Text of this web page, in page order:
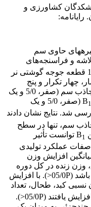
کشاورزی و
رایانامه:
حاوی سم
و فراسنجه‌های
ایمنی جوجه‌های گوشتی با استفاده از 180 قطعه جوجه گوشتی نر
308، در نه تیمار، چهار تکرار و پنج
قطعه جوجه در هر تکرار و با سه سطح جاذب سم (صفر، 5/0 و یک
1
(صفر، 5/0 و یک
روز بررسی شد. نتایج نشان دادند
سم، تنها در سطح
1
توانست تأثیر
عملکرد تولیدی
افزایش وزن
وزن زنده در کل دوره
پرورش و وزن بورس فابرسیوس داشته باشد (05/0P<). با افزایش
نسبی کبد، طحال، تعداد
هتروفیل و نسبت هتروفیل به لنفوسیت افزایش یافتند (05/0P<).